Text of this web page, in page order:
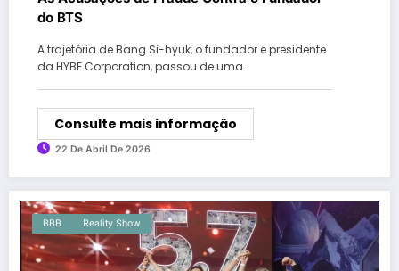
do BTS
A trajetória de Bang Si-hyuk, o fundador e presidente
da HYBE Corporation, passou de uma…
Consulte mais informação
22 De Abril De 2026
BBB Reality Show